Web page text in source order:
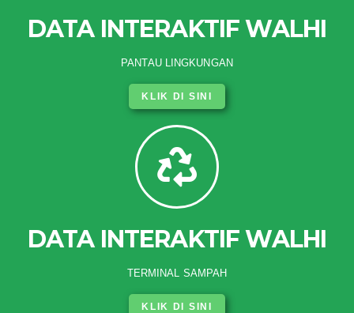
DATA INTERAKTIF WALHI
PANTAU LINGKUNGAN
KLIK DI SINI
DATA INTERAKTIF WALHI
TERMINAL SAMPAH
KLIK DI SINI